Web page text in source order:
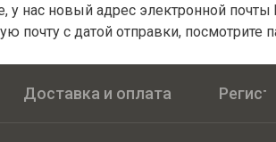
новый адрес электронной почты
с датой отправки,
Доставка и оплата